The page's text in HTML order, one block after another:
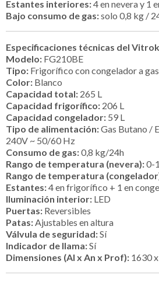
Estantes interiores:4 en nevera y 1
Bajo consumo de gas:solo 0,8 kg /
Especificaciones técnicas del
Modelo: FG210BE
Tipo: Frigorífico con congelador a
Color: Blanco
Capacidad total: 265 L
Capacidad frigorífico: 206 L
Capacidad congelador: 59 L
Tipo de alimentación:Gas Butano /
240V ~ 50/60 Hz
Consumo de gas:0,8 kg/24h
Rango de temperatura (nevera):0-
Rango de temperatura
Estantes:4 en frigorífico + 1 en
Iluminación interior: LED
Puertas: Reversibles
Patas:Ajustables en altura
Válvula de seguridad:Sí
Indicador de llama:Sí
Dimensiones (Al x An x Prof): 1630